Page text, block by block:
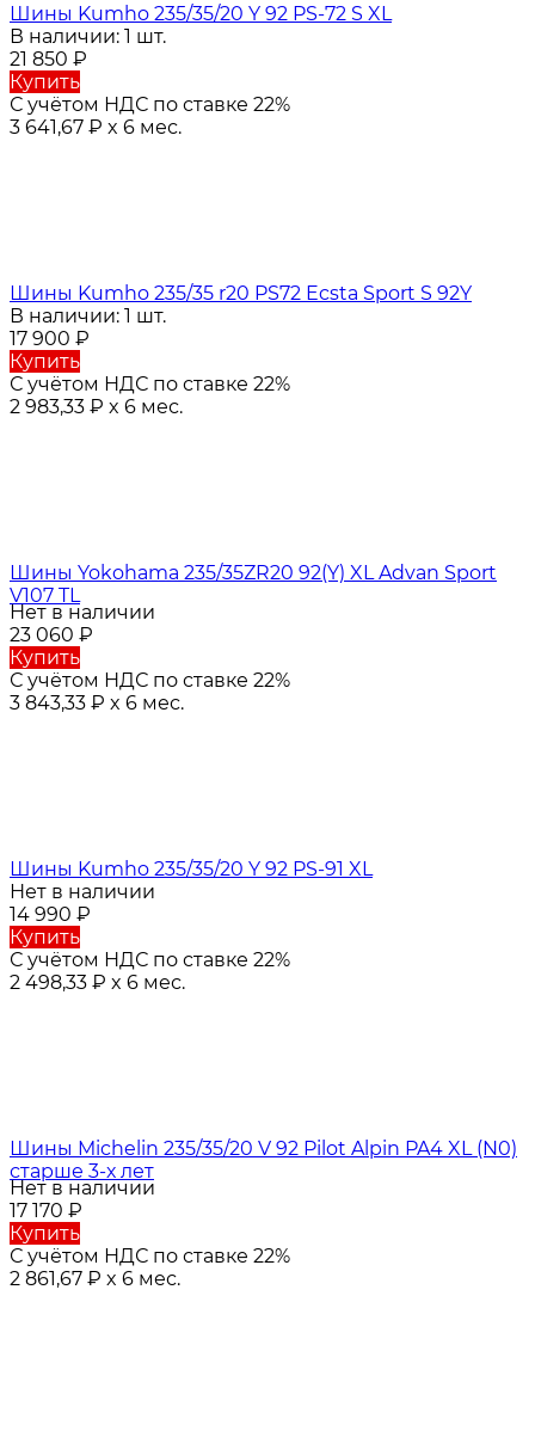
Шины Kumho 235/35/20 Y 92 PS-72 S XL
В наличии: 1 шт.
21 850 ₽
Купить
С учётом НДС по ставке 22%
3 641,67 ₽ x 6 мес.
Шины Kumho 235/35 r20 PS72 Ecsta Sport S 92Y
В наличии: 1 шт.
17 900 ₽
Купить
С учётом НДС по ставке 22%
2 983,33 ₽ x 6 мес.
Шины Yokohama 235/35ZR20 92(Y) XL Advan Sport
V107 TL
Нет в наличии
23 060 ₽
Купить
С учётом НДС по ставке 22%
3 843,33 ₽ x 6 мес.
Шины Kumho 235/35/20 Y 92 PS-91 XL
Нет в наличии
14 990 ₽
Купить
С учётом НДС по ставке 22%
2 498,33 ₽ x 6 мес.
Шины Michelin 235/35/20 V 92 Pilot Alpin PA4 XL (N0)
старше 3-х лет
Нет в наличии
17 170 ₽
Купить
С учётом НДС по ставке 22%
2 861,67 ₽ x 6 мес.